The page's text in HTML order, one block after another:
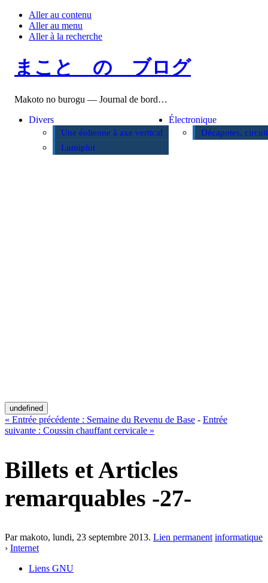
Aller au contenu
Aller au menu
Aller à la recherche
まこと の ブログ
Makoto no burogu — Journal de bord…
Divers
Une éolienne à axe vertical
Lumiplot
Électronique
Décapotes,
undefined
« Entrée précédente : Semaine du Revenu de Base - Entrée
suivante : Coussin chauffant cervicale »
Billets et Articles
remarquables -27-
Par makoto, lundi, 23 septembre 2013. Lien permanent informatique
› Internet
Liens GNU